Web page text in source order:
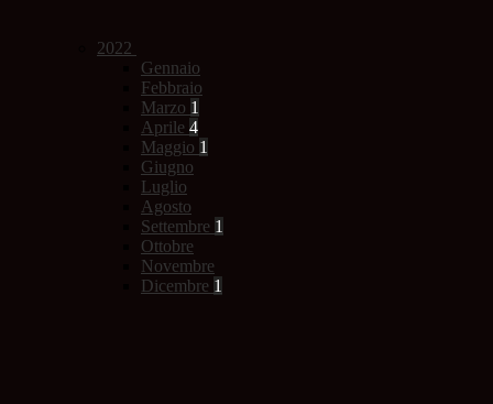
2022
Gennaio
Febbraio
Marzo 1
Aprile 4
Maggio 1
Giugno
Luglio
Agosto
Settembre 1
Ottobre
Novembre
Dicembre 1